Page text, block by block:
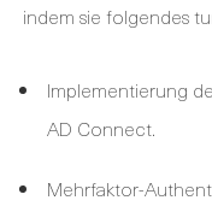
indem sie folgendes
Implementierung
AD Connect.
Mehrfaktor-